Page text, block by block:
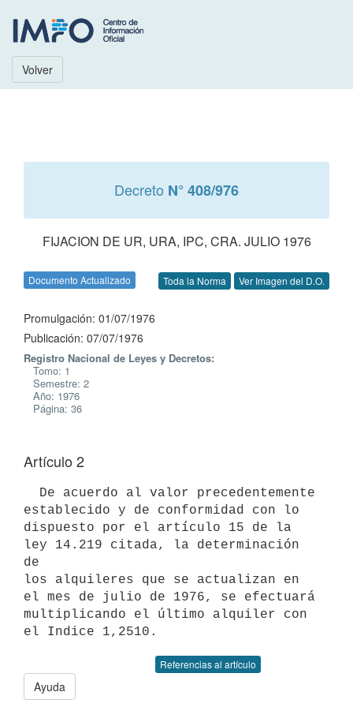
Volver
Decreto N° 408/976
FIJACION DE UR, URA, IPC, CRA. JULIO 1976
Documento Actualizado Toda la Norma Ver Imagen del D.O.
Promulgación: 01/07/1976
Publicación: 07/07/1976
Registro Nacional de Leyes y Decretos:
Tomo: 1
Semestre: 2
Año: 1976
Página: 36
Artículo 2
establecido y de conformidad con lo
dispuesto por el artículo 15 de la
ley 14.219 citada, la determinación
de
los alquileres que se actualizan en
el mes de julio de 1976, se efectuará
multiplicando el último alquiler con
el Indice 1,2510.
Referencias al artículo
Ayuda